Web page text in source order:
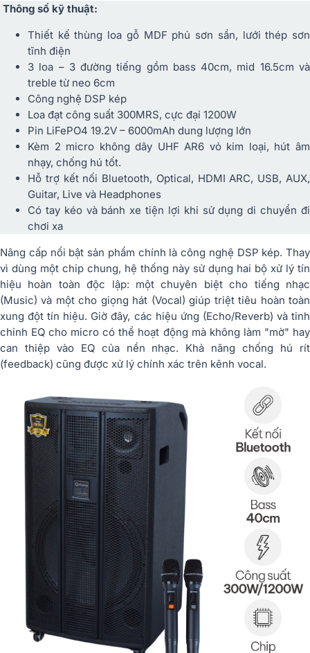
Thông số kỹ thuật:
Thiết kế thùng loa gỗ MDF phủ sơn sần, lưới thép sơn
tĩnh điện
3 loa – 3 đường tiếng gồm bass 40cm, mid 16.5cm và
treble từ neo 6cm
Công nghệ DSP kép
Loa đạt công suất 300MRS, cực đại 1200W
Pin LiFePO4 19.2V – 6000mAh dung lượng lớn
Kèm 2 micro không dây UHF AR6 vỏ kim loại, hút âm
nhạy, chống hú tốt.
Hỗ trợ kết nối Bluetooth, Optical, HDMI ARC, USB, AUX,
Guitar, Live và Headphones
Có tay kéo và bánh xe tiện lợi khi sử dụng di chuyển đi
chơi xa
Nâng cấp nổi bật sản phẩm chính là công nghệ DSP kép. Thay
vì dùng một chip chung, hệ thống này sử dụng hai bộ xử lý tín
hiệu hoàn toàn độc lập: một chuyên biệt cho tiếng nhạc
(Music) và một cho giọng hát (Vocal) giúp triệt tiêu hoàn toàn
xung đột tín hiệu. Giờ đây, các hiệu ứng (Echo/Reverb) và tinh
chỉnh EQ cho micro có thể hoạt động mà không làm "mờ" hay
can thiệp vào EQ của nền nhạc. Khả năng chống hú rít
(feedback) cũng được xử lý chính xác trên kênh vocal.